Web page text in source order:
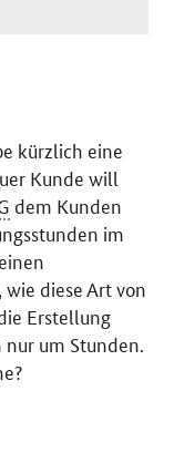
kürzlich eine
Kunde will
dem Kunden
im
diese Art von
Erstellung
nur um Stunden.